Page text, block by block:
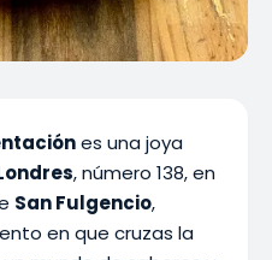
es una joya
, número 138, en
San Fulgencio,
en que cruzas la